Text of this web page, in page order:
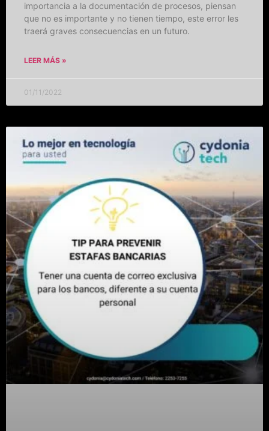
importancia a la documentación de procesos, piensan
que no es importante y no tienen tiempo, este error les
traerá graves consecuencias en un futuro.
LEER MÁS »
01/11/2022